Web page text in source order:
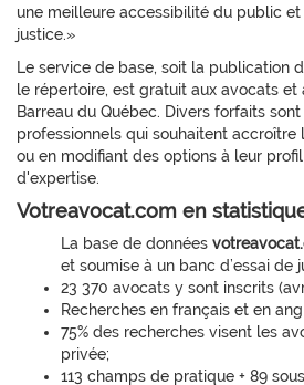
une meilleure accessibilité du public
justice.»
Le service de base, soit la publication
le répertoire, est gratuit aux avocats
Barreau du Québec. Divers forfaits
professionnels qui souhaitent
ou en modifiant des options à leur
d'expertise.
Votreavocat.com en
La base de données
et soumise à un banc d’essai de
23 370 avocats y sont inscrits
Recherches en français et en
75% des recherches visent les
privée;
113 champs de pratique + 89